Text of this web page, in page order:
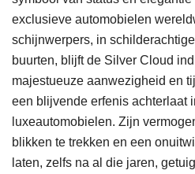
exclusieve automobielen
schijnwerpers, in
buurten, blijft de Silver Cloud
majestueuze aanwezigheid en
een blijvende erfenis achterlaat
luxeautomobielen. Zijn
blikken te trekken en een
laten, zelfs na al die jaren,